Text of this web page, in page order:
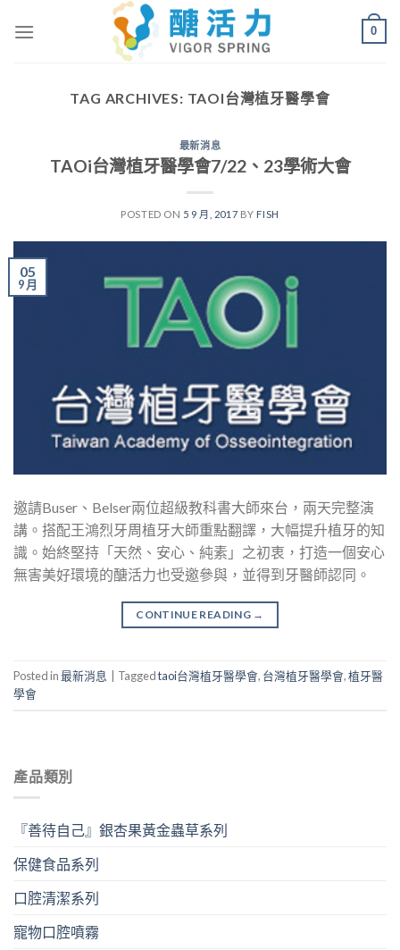
0
TAG ARCHIVES: TAOI台灣植牙醫學會
最新消息
TAOi台灣植牙醫學會7/22、23學術大會
POSTED ON 5 9 月, 2017 BY FISH
05
9 月
邀請Buser、Belser兩位超級教科書大師來台，兩天完整演
講。搭配王鴻烈牙周植牙大師重點翻譯，大幅提升植牙的知
識。始終堅持「天然、安心、純素」之初衷，打造一個安心
無害美好環境的醣活力也受邀參與，並得到牙醫師認同。
CONTINUE READING →
Posted in最新消息 Taggedtaoi台灣植牙醫學會, 台灣植牙醫學會,植牙醫
學會
產品類別
『善待自己』銀杏果黃金蟲草系列
保健食品系列
口腔清潔系列
寵物口腔噴霧